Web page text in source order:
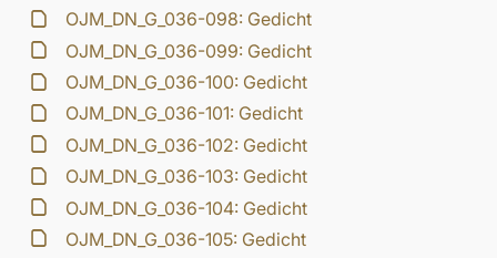
OJM_DN_G_036-098: Gedicht
OJM_DN_G_036-099: Gedicht
OJM_DN_G_036-100: Gedicht
OJM_DN_G_036-101: Gedicht
OJM_DN_G_036-102: Gedicht
OJM_DN_G_036-103: Gedicht
OJM_DN_G_036-104: Gedicht
OJM_DN_G_036-105: Gedicht